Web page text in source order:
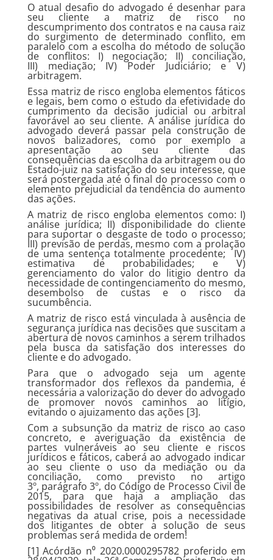
O atual desafio do advogado é desenhar para
seu cliente a matriz de risco no
descumprimento dos contratos e na causa raiz
do surgimento de determinado conflito, em
paralelo com a escolha do método de solução
de conflitos: I) negociação; II) conciliação,
III) mediação; IV) Poder Judiciário; e V)
arbitragem.
Essa matriz de risco engloba elementos fáticos
e legais, bem como o estudo da efetividade do
cumprimento da decisão judicial ou arbitral
favorável ao seu cliente. A análise jurídica do
advogado deverá passar pela construção de
novos balizadores, como por exemplo a
apresentação ao seu cliente das
consequências da escolha da arbitragem ou do
Estado-juiz na satisfação do seu interesse, que
será postergada até o final do processo com o
elemento prejudicial da tendência do aumento
das ações.
A matriz de risco engloba elementos como: I)
análise jurídica; II) disponibilidade do cliente
para suportar o desgaste de todo o processo;
III) previsão de perdas, mesmo com a prolação
de uma sentença totalmente procedente; IV)
estimativa de probabilidades; e V)
gerenciamento do valor do litigio dentro da
necessidade de contingenciamento do mesmo,
desembolso de custas e o risco da
sucumbência.
A matriz de risco está vinculada à ausência de
segurança jurídica nas decisões que suscitam a
abertura de novos caminhos a serem trilhados
pela busca da satisfação dos interesses do
cliente e do advogado.
Para que o advogado seja um agente
transformador dos reflexos da pandemia, é
necessária a valorização do dever do advogado
de promover novos caminhos ao litígio,
evitando o ajuizamento das ações [3].
Com a subsunção da matriz de risco ao caso
concreto, e averiguação da existência de
partes vulneráveis ao seu cliente e riscos
jurídicos e fáticos, caberá ao advogado indicar
ao seu cliente o uso da mediação ou da
conciliação, como previsto no artigo
3º, parágrafo 3º, do Código de Processo Civil de
2015, para que haja a ampliação das
possibilidades de resolver as consequências
negativas da atual crise, pois a necessidade
dos litigantes de obter a solução de seus
problemas será medida de ordem!
[1] Acórdão n⁰ 2020.0000295782 proferido em